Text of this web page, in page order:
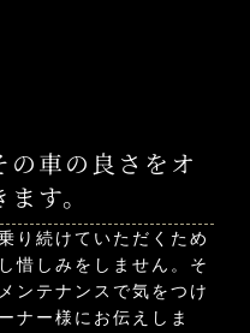
車の良さをオ
す。
り続けていただくため
惜しみをしません。そ
ンテナンスで気をつけ
ナー様にお伝えしま